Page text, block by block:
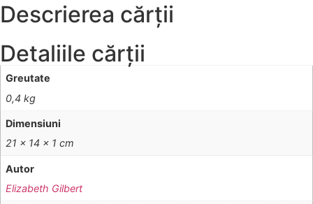
Descrierea cărții
Detaliile cărții
Greutate
0,4 kg
Dimensiuni
21 × 14 × 1 cm
Autor
Elizabeth Gilbert